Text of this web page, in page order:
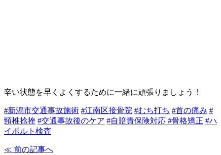
辛い状態を早くよくするために一緒に頑張りましょう！
#新潟市交通事故施術 #江南区接骨院 #むち打ち #首の痛み #
頸椎捻挫 #交通事故後のケア #自賠責保険対応 #骨格矯正 #ハ
イボルト検査
≪ 前の記事へ